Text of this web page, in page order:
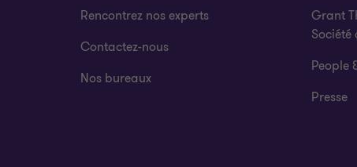
Rencontrez nos experts
Contactez-nous
Nos bureaux
Grant
Société
People
Presse